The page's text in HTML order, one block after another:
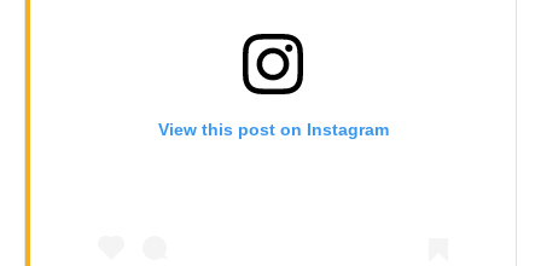
View this post on Instagram